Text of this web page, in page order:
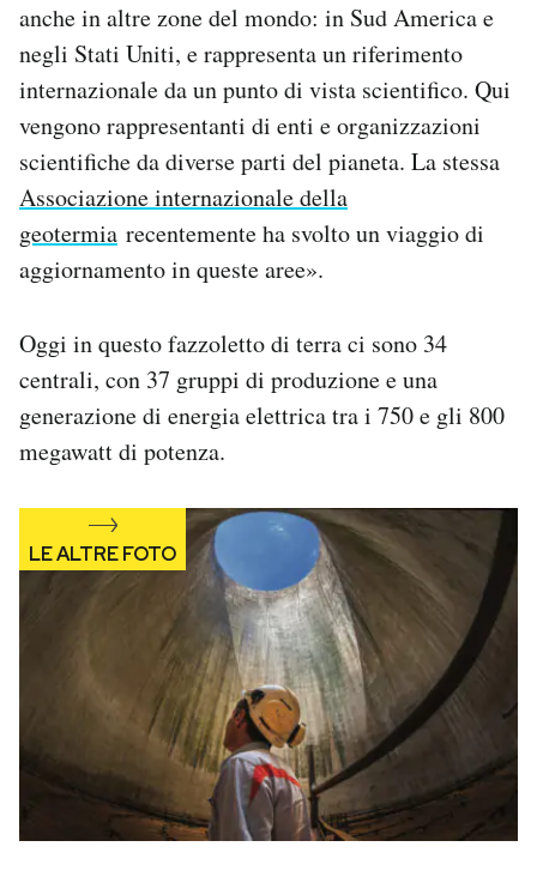
anche in altre zone del mondo: in Sud America e
negli Stati Uniti, e rappresenta un riferimento
internazionale da un punto di vista scientifico. Qui
vengono rappresentanti di enti e organizzazioni
scientifiche da diverse parti del pianeta. La stessa
Associazione internazionale della
geotermia recentemente ha svolto un viaggio di
aggiornamento in queste aree».
Oggi in questo fazzoletto di terra ci sono 34
centrali, con 37 gruppi di produzione e una
generazione di energia elettrica tra i 750 e gli 800
megawatt di potenza.